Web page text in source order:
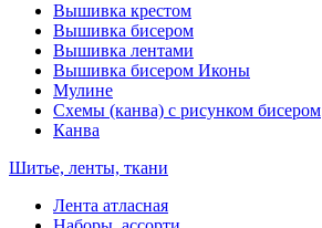
Вышивка крестом
Вышивка бисером
Вышивка лентами
Вышивка бисером Иконы
Мулине
Схемы (канва) с рисунком бисером
Канва
Шитье, ленты, ткани
Лента атласная